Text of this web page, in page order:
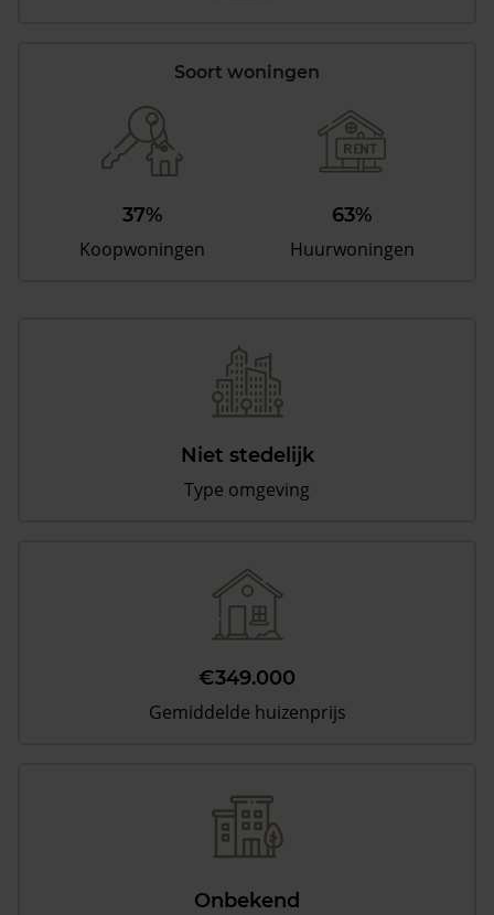
Soort woningen
37%
Koopwoningen
63%
Huurwoningen
Niet stedelijk
Type omgeving
€349.000
Gemiddelde huizenprijs
Onbekend